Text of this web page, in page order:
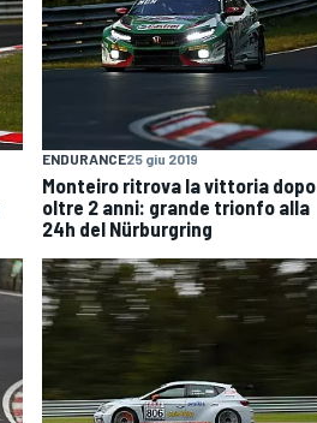
ENDURANCE25 giu 2019
Monteiro ritrova la vittoria dopo
oltre 2 anni: grande trionfo alla
24h del Nürburgring